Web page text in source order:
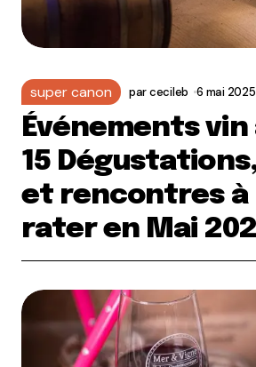
super canon parcecileb 6 mai 2025
Événements vin
15
et rencontres à
rater en Mai